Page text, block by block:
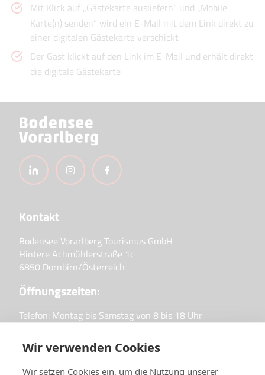
Mit Klick auf „Gästekarte ausliefern“ und „Mobile
Karte(n) senden“ wird ein E-Mail mit dem Link direkt zu
einer digitalen Gästekarte verschickt
Der Gast klickt auf den Link im E-Mail und erhält direkt
die digitale Gästekarte
Kontakt
Bodensee Vorarlberg Tourismus GmbH
Hintere Achmühlerstraße 1c
6850 Dornbirn/Österreich
Öffnungszeiten:
Telefon: Montag bis Samstag von 8 bis 18 Uhr
Freitag von 9 bis 12 Uhr
Wir verwenden Cookies
Wir setzen Cookies ein, um die Nutzung unserer